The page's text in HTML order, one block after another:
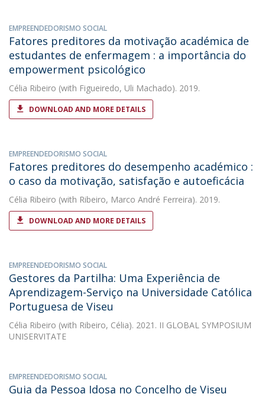
EMPREENDEDORISMO SOCIAL
Fatores preditores da motivação académica de
estudantes de enfermagem : a importância do
empowerment psicológico
Célia Ribeiro (with Figueiredo, Uli Machado). 2019.
DOWNLOAD AND MORE DETAILS
EMPREENDEDORISMO SOCIAL
Fatores preditores do desempenho académico :
o caso da motivação, satisfação e autoeficácia
Célia Ribeiro (with Ribeiro, Marco André Ferreira). 2019.
DOWNLOAD AND MORE DETAILS
EMPREENDEDORISMO SOCIAL
Gestores da Partilha: Uma Experiência de
Aprendizagem-Serviço na Universidade Católica
Portuguesa de Viseu
Célia Ribeiro (with Ribeiro, Célia). 2021. II GLOBAL SYMPOSIUM
UNISERVITATE
EMPREENDEDORISMO SOCIAL
Guia da Pessoa Idosa no Concelho de Viseu